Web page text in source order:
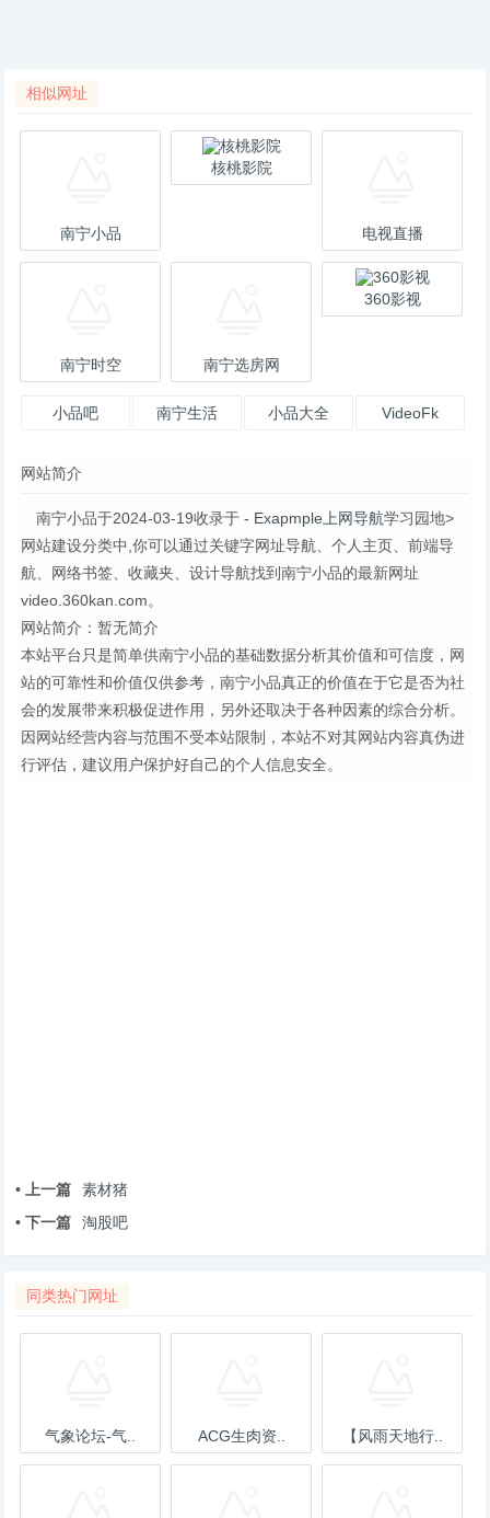
相似网址
南宁小品
核桃影院
电视直播
南宁时空 南宁选房网
360影视
小品吧 南宁生活 小品大全 VideoFk
网站简介
南宁小品于2024-03-19收录于 - Exapmple上网导航学习园地>
网站建设分类中,你可以通过关键字网址导航、个人主页、前端导
航、网络书签、收藏夹、设计导航找到南宁小品的最新网址
video.360kan.com。
网站简介：暂无简介
本站平台只是简单供南宁小品的基础数据分析其价值和可信度，网
站的可靠性和价值仅供参考，南宁小品真正的价值在于它是否为社
会的发展带来积极促进作用，另外还取决于各种因素的综合分析。
因网站经营内容与范围不受本站限制，本站不对其网站内容真伪进
行评估，建议用户保护好自己的个人信息安全。
• 上一篇
素材猪
• 下一篇
淘股吧
同类热门网址
气象论坛-气.. ACG生肉资.. 【风雨天地行..